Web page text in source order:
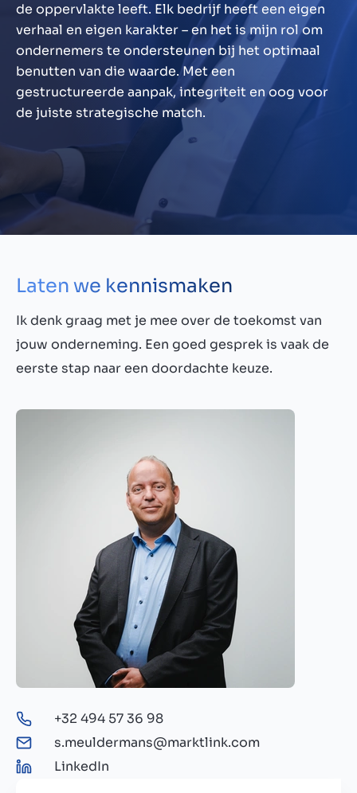
de oppervlakte leeft. Elk bedrijf heeft een eigen
verhaal en eigen karakter – en het is mijn rol om
ondernemers te ondersteunen bij het optimaal
benutten van die waarde. Met een
gestructureerde aanpak, integriteit en oog voor
de juiste strategische match.
Laten we kennismaken
Ik denk graag met je mee over de toekomst van
jouw onderneming. Een goed gesprek is vaak de
eerste stap naar een doordachte keuze.
+32 494 57 36 98
s.meuldermans@marktlink.com
LinkedIn